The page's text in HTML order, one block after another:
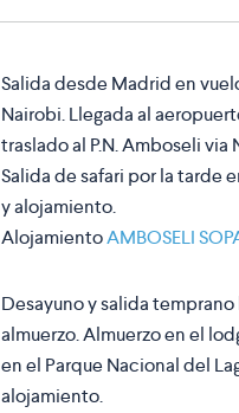
Salida desde Madrid en
Nairobi. Llegada al
traslado al P.N. Amboseli via
Salida de safari por la tarde
y alojamiento.
AlojamientoAMBOSELI
Desayuno y salida temprano
almuerzo. Almuerzo en el
en el Parque Nacional del
alojamiento.